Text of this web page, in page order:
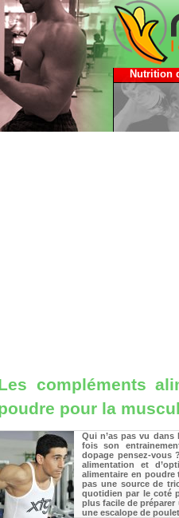
Nutrition
compléments
pour la
Qui n’as pas vu dans
fois son
dopage pensez-vous
alimentation et
alimentaire en poudre
pas une source de
quotidien par le coté
plus facile de préparer
une escalope de